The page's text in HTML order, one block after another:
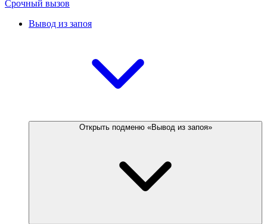
Срочный вызов
Вывод из запоя
Открыть подменю «Вывод из запоя»